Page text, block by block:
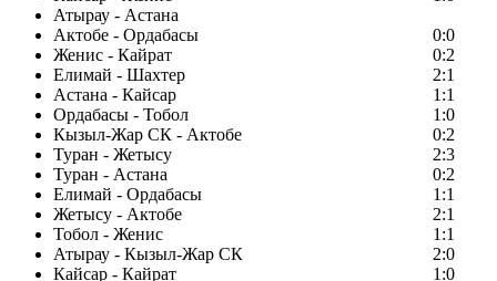
Атырау - Астана
Актобе - Ордабасы
0:0
Женис - Кайрат
0:2
Елимай - Шахтер
2:1
Астана - Кайсар
1:1
Ордабасы - Тобол
1:0
Кызыл-Жар СК - Актобе
0:2
Туран - Жетысу
2:3
Туран - Астана
0:2
Елимай - Ордабасы
1:1
Жетысу - Актобе
2:1
Тобол - Женис
1:1
Атырау - Кызыл-Жар СК
2:0
Кайсар - Кайрат
1:0